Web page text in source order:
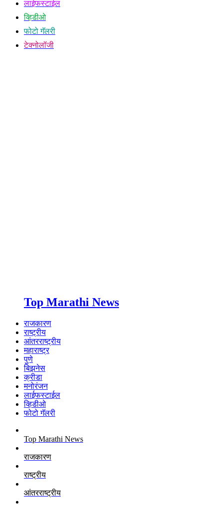
लाईफस्टाईल
व्हिडीओ
फोटो गॅलरी
टेक्नोलॉजी
Top Marathi News
राजकारण
राष्ट्रीय
आंतरराष्ट्रीय
महाराष्ट्र
पुणे
बिझनेस
क्रीडा
मनोरंजन
लाईफस्टाईल
व्हिडीओ
फोटो गॅलरी
Top Marathi News
राजकारण
राष्ट्रीय
आंतरराष्ट्रीय